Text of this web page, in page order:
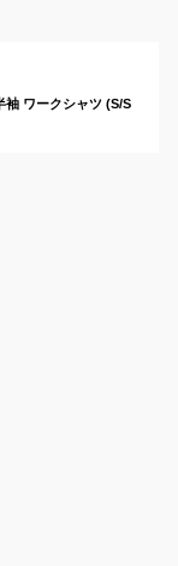
袖 ワークシャツ (S/S